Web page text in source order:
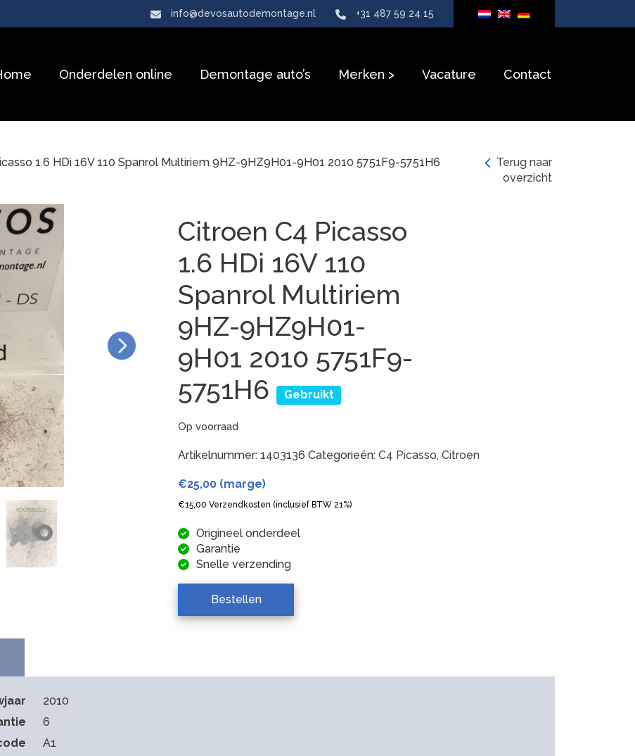
info@devosautodemontage.nl +31 487 59 24 15
Onderdelen online Demontage auto’s Merken Vacature Contact
1.6 HDi 16V 110 Spanrol Multiriem 9HZ-9HZ9H01-9H01 2010 5751F9-5751H6
Citroen C4 Picasso
1.6 HDi 16V 110
Spanrol Multiriem
9HZ-9HZ9H01-
9H01 2010 5751F9-
5751H6
Gebruikt
Terug naar
overzicht
Op voorraad
Artikelnummer:1403136 Categorieën:C4 Picasso,Citroen
€25,00 (marge)
€15,00 Verzendkosten (inclusief BTW 21%)
Origineel onderdeel
Garantie
Snelle verzending
Bestellen
2010
6
A1